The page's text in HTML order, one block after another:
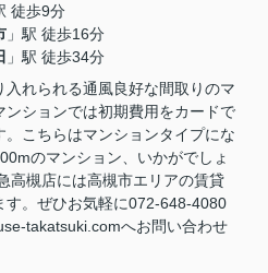
徒歩9分
」駅 徒歩16分
」駅 徒歩34分
れられる通風良好な間取りのマ
ンションでは初期費用をカードで
。こちらはマンションタイプにな
のマンション、いかがでしょ
高槻店には高槻市エリアの賃貸
す。ぜひお気軽に072-648-4080
takatsuki.comへお問い合わせ